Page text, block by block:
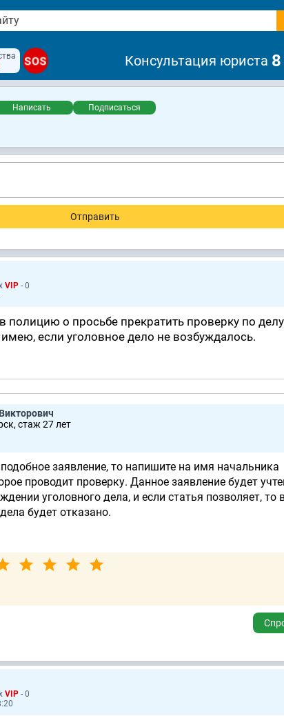
SOS Консультация юриста
Написать Подписаться
VIP - 0
полицию о просьбе прекратить проверку по
если уголовное дело не возбуждалось.
стаж 27 лет
заявление, то напишите на имя начальника
проводит проверку. Данное заявление будет
уголовного дела, и если статья позволяет, то
будет отказано.
VIP - 0